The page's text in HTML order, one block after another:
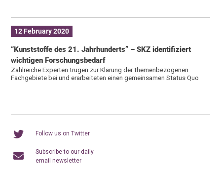
12 February 2020
“Kunststoffe des 21. Jahrhunderts” – SKZ identifiziert
wichtigen Forschungsbedarf
Zahlreiche Experten trugen zur Klärung der themenbezogenen
Fachgebiete bei und erarbeiteten einen gemeinsamen Status Quo
Follow us on Twitter
Subscribe to our daily
email newsletter